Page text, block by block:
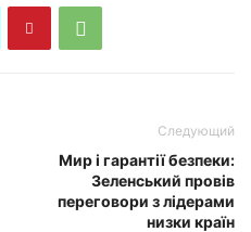
Следующий
Мир і гарантії безпеки:
Зеленський провів
переговори з лідерами
низки країн